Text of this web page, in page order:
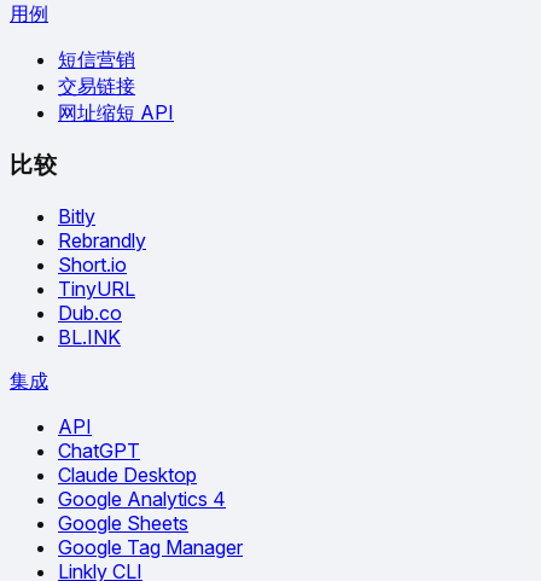
用例
短信营销
交易链接
网址缩短 API
比较
Bitly
Rebrandly
Short.io
TinyURL
Dub.co
BL.INK
集成
API
ChatGPT
Claude Desktop
Google Analytics 4
Google Sheets
Google Tag Manager
Linkly CLI